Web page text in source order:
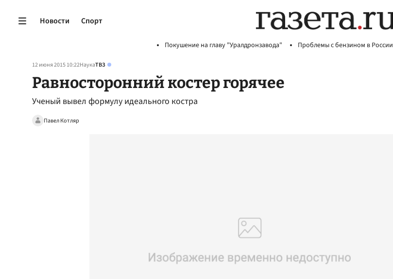
Новости Спорт
Покушение на главу "Уралдронзавода" Проблемы с бензином в России
12 июня 2015 10:22НаукаТВЗ
Равносторонний костер горячее
Ученый вывел формулу идеального костра
Павел Котляр